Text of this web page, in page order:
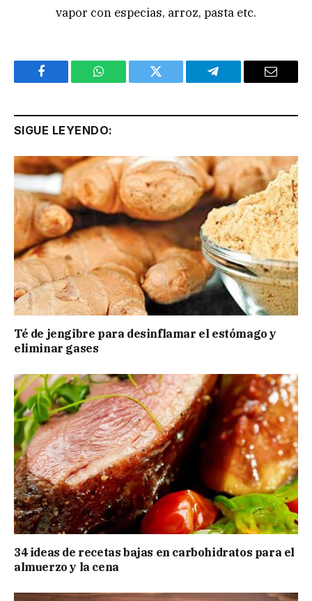
vapor con especias, arroz, pasta etc.
Facebook WhatsApp Twitter Telegram Email
SIGUE LEYENDO:
Té de jengibre para desinflamar el estómago y
eliminar gases
34 ideas de recetas bajas en carbohidratos para el
almuerzo y la cena